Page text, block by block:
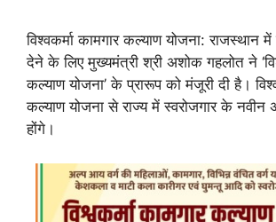
विश्वकर्मा कामगार कल्याण योजना: राजस्थान में
देने के लिए मुख्यमंत्री श्री अशोक गहलोत ने
कल्याण योजना’ के प्रारूप को मंजूरी दी है।
कल्याण योजना से राज्य में स्वरोजगार के
होंगे।